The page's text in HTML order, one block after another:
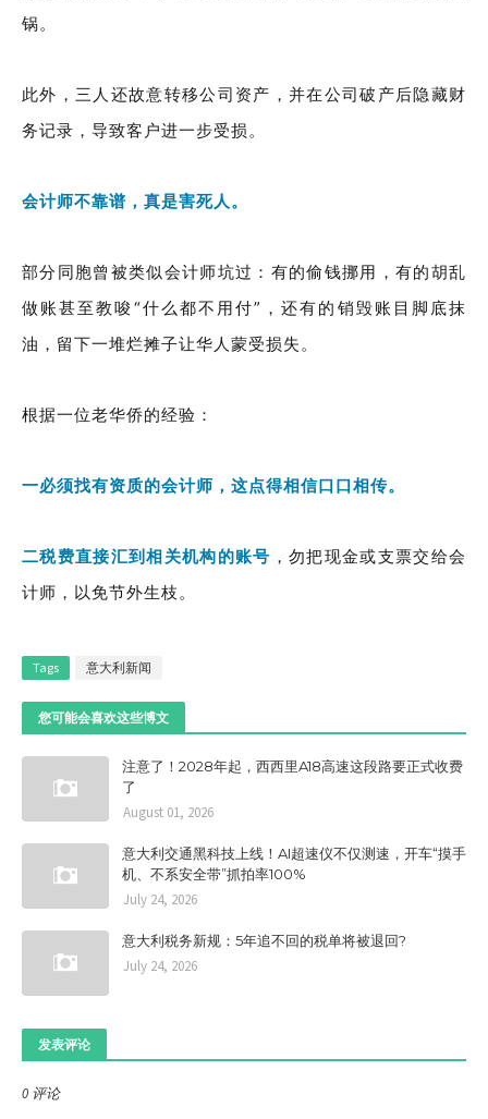
锅。
此外，三人还故意转移公司资产，并在公司破产后隐藏财
务记录，导致客户进一步受损。
会计师不靠谱，真是害死人。
部分同胞曾被类似会计师坑过：有的偷钱挪用，有的胡乱
做账甚至教唆“什么都不用付”，还有的销毁账目脚底抹
油，留下一堆烂摊子让华人蒙受损失。
根据一位老华侨的经验：
一必须找有资质的会计师，这点得相信口口相传。
二税费直接汇到相关机构的账号 ，勿把现金或支票交给会
计师，以免节外生枝。
Tags 意大利新闻
您可能会喜欢这些博文
注意了！2028年起，西西里A18高速这段路要正式收费
了
August 01, 2026
意大利交通黑科技上线！AI超速仪不仅测速，开车“摸手
机、不系安全带”抓拍率100%
July 24, 2026
意大利税务新规：5年追不回的税单将被退回?
July 24, 2026
发表评论
0 评论